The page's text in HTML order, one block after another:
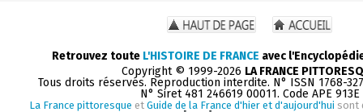
Retrouvez toute L'HISTOIRE DE FRANCE avec
Copyright © 1999-2026 LA FRANCE
Tous droits réservés. Reproduction interdite. N° ISSN 1768-
N° Siret 481 246619 00011. Code APE 913E
La France pittoresque et Guide de la France d'hier et d'aujourd'hui sont